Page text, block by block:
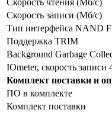
Скорость записи (Мб/с)
Тип интерфейса NAND
Поддержка TRIM
Background Garbage
IOmeter, скорость
Комплект поставки и
ПО в комплекте
Комплект поставки